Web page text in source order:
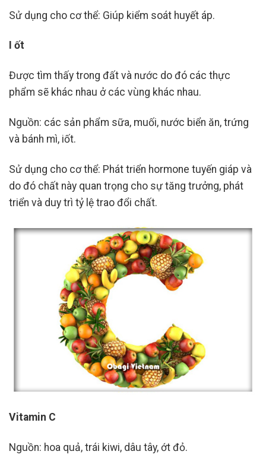
Sử dụng cho cơ thể: Giúp kiểm soát huyết áp.
I ốt
Được tìm thấy trong đất và nước do đó các thực
phẩm sẽ khác nhau ở các vùng khác nhau.
Nguồn: các sản phẩm sữa, muối, nước biển ăn, trứng
và bánh mì, iốt.
Sử dụng cho cơ thể: Phát triển hormone tuyến giáp và
do đó chất này quan trọng cho sự tăng trưởng, phát
triển và duy trì tỷ lệ trao đổi chất.
Vitamin C
Nguồn: hoa quả, trái kiwi, dâu tây, ớt đỏ.